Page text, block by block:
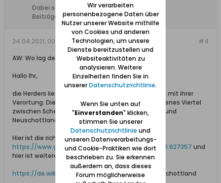
Dabei seit:
25.07.2012
Beiträge:
3448
#4
24.04.2021, 00:10
AW: Wo lag der Reichskollonieplatz ?
Hallo Ihr,
die Herders liessen mich eben aus dem Bett fallen mit ihrer
Verortung. Die Reichskolonie war eigentlich ein eigenes Viertel
zwischen Schellmühl, wie der Bahnhof früher hieß und
Neuschottland.
Hier ist die richtige Lokalisierung:
https://www.google.com/maps/place/54...71!4d18.627357 und
hier ist weiteres nachzulesen:
https://de.wikipedia.org/wiki/Nowe_Szkoty / Neuschottland
Wir verarbeiten
personenbezogene Daten über
Nutzer unserer Website mithilfe
von Cookies und anderen
Technologien, um unsere
Dienste bereitzustellen und
Websiteaktivitäten zu
analysieren. Weitere
Einzelheiten finden Sie in
unsererDatenschutzrichtlinie.
Wenn Sie unten auf
"Einverstanden" klicken,
stimmen Sie unserer
Datenschutzrichtlinie und
unseren Datenverarbeitungs-
und Cookie-Praktiken wie dort
beschrieben zu. Sie erkennen
außerdem an, dass dieses
Forum möglicherweise